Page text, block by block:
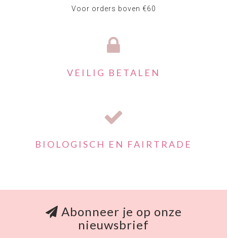
Voor orders boven €60
VEILIG BETALEN
BIOLOGISCH EN FAIRTRADE
Abonneer je op onze
nieuwsbrief